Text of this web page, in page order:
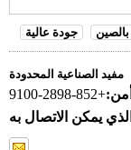
جودة عالية
مفيد الصناعية المحدودة
أمن:+852-2898-9100